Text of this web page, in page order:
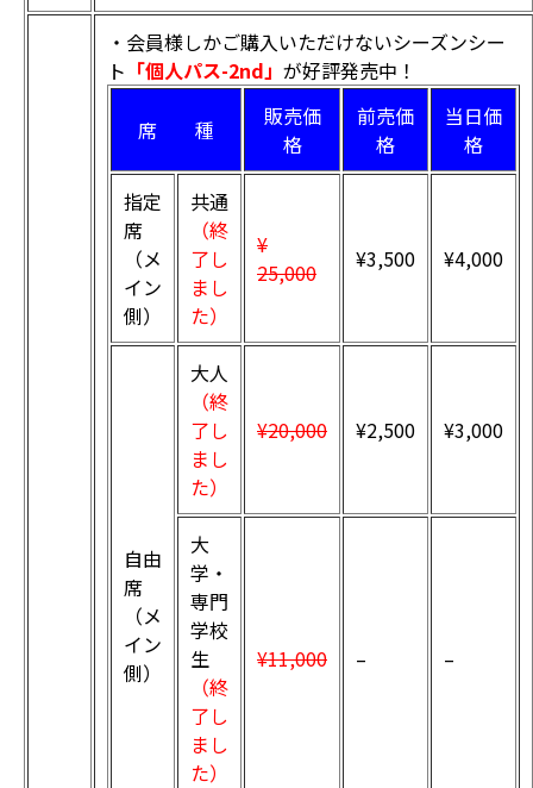
・会員様しかご購入いただけないシーズンシー
ト 「個人パス-2nd」 が好評発売中！
席 種
販売価
格
前売価
格
当日価
格
指定
席
（メ
イン
側）
共通
（終
了し
まし
た）
¥
25,000
¥3,500 ¥4,000
自由
席
（メ
イン
側）
大人
（終
了し
まし
た）
¥20,000 ¥2,500 ¥3,000
大
学・
専門
学校
生
（終
了し
まし
た）
¥11,000 – –